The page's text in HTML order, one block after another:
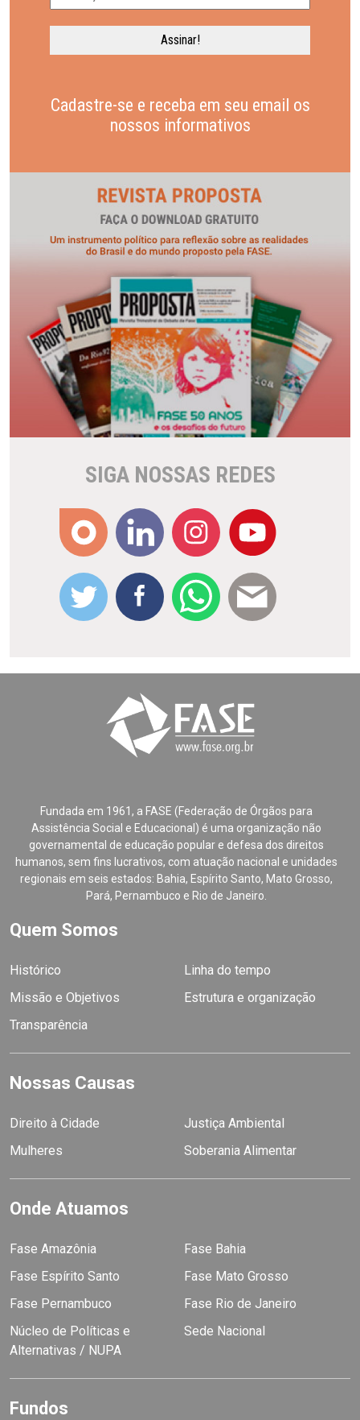
Cadastre-se e receba em seu email os
nossos informativos
SIGA NOSSAS REDES
Fundada em 1961, a FASE (Federação de Órgãos para
Assistência Social e Educacional) é uma organização não
governamental de educação popular e defesa dos direitos
humanos, sem fins lucrativos, com atuação nacional e unidades
regionais em seis estados: Bahia, Espírito Santo, Mato Grosso,
Pará, Pernambuco e Rio de Janeiro.
Quem Somos
Histórico
Linha do tempo
Missão e Objetivos
Estrutura e organização
Transparência
Nossas Causas
Direito à Cidade
Justiça Ambiental
Mulheres
Soberania Alimentar
Onde Atuamos
Fase Amazônia
Fase Bahia
Fase Espírito Santo
Fase Mato Grosso
Fase Pernambuco
Fase Rio de Janeiro
Núcleo de Políticas e
Alternativas / NUPA
Sede Nacional
Fundos